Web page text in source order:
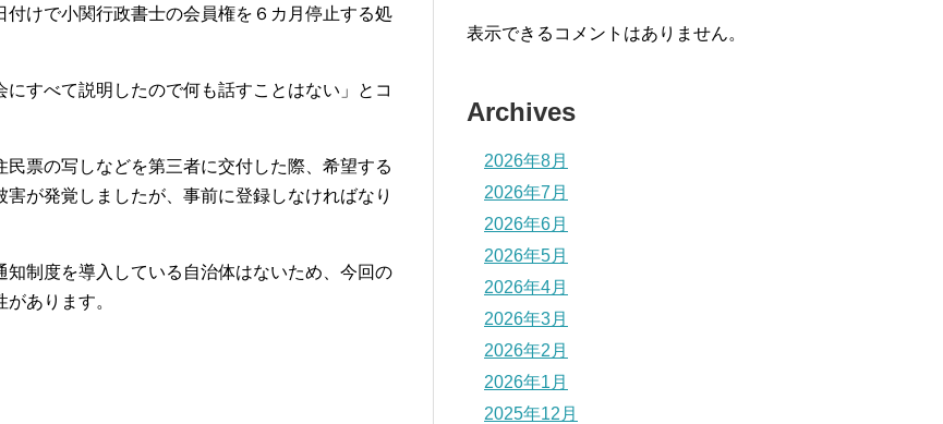
けで小関行政書士の会員権を６カ月停止する処
すべて説明したので何も話すことはない」とコ
票の写しなどを第三者に交付した際、希望する
が発覚しましたが、事前に登録しなければなり
制度を導入している自治体はないため、今回の
あります。
表示できるコメントはありません。
Archives
2026年8月
2026年7月
2026年6月
2026年5月
2026年4月
2026年3月
2026年2月
2026年1月
2025年12月